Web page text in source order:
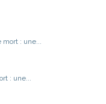
: une...
: une...